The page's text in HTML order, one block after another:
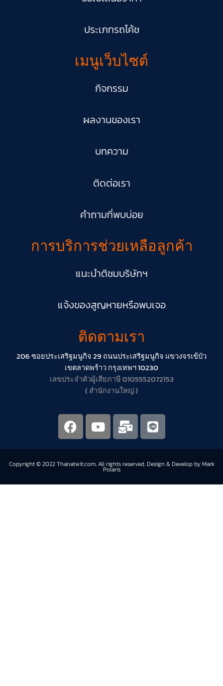
ประเภทรถโค้ช​
เมนูเว็บไซต์
กิจกรรม
ผลงานของเรา
บทความ
ติดต่อเรา
คำถามที่พบบ่อย
การบริการช่วยเหลือลูกค้า
แนะนำติชมบริษัทฯ
แจ้งของสูญหายหรือพบเจอ
ติดตามเรา
206 ซอยประเสริฐมนูกิจ 29 ถนนประเสริฐมนูกิจ แขวงจรเข้บัว
เขตลาดพร้าว กรุงเทพฯ 10230
เลขประจำตัวผู้เสียภาษี 0105552072153
( สำนักงานใหญ่ )
Copyright © 2022 Thanatwit.com, All rights reserved. Design & Develop by Mark
Polaris